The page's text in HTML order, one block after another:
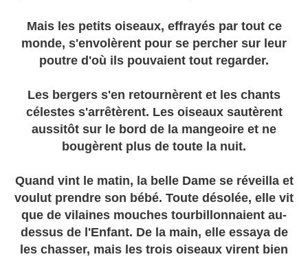
Mais les petits oiseaux, effrayés par tout ce
monde, s'envolèrent pour se percher sur leur
poutre d'où ils pouvaient tout regarder.
Les bergers s'en retournèrent et les chants
célestes s'arrêtèrent. Les oiseaux sautèrent
aussitôt sur le bord de la mangeoire et ne
bougèrent plus de toute la nuit.
Quand vint le matin, la belle Dame se réveilla et
voulut prendre son bébé. Toute désolée, elle vit
que de vilaines mouches tourbillonnaient au-
dessus de l'Enfant. De la main, elle essaya de
les chasser, mais les trois oiseaux virent bien